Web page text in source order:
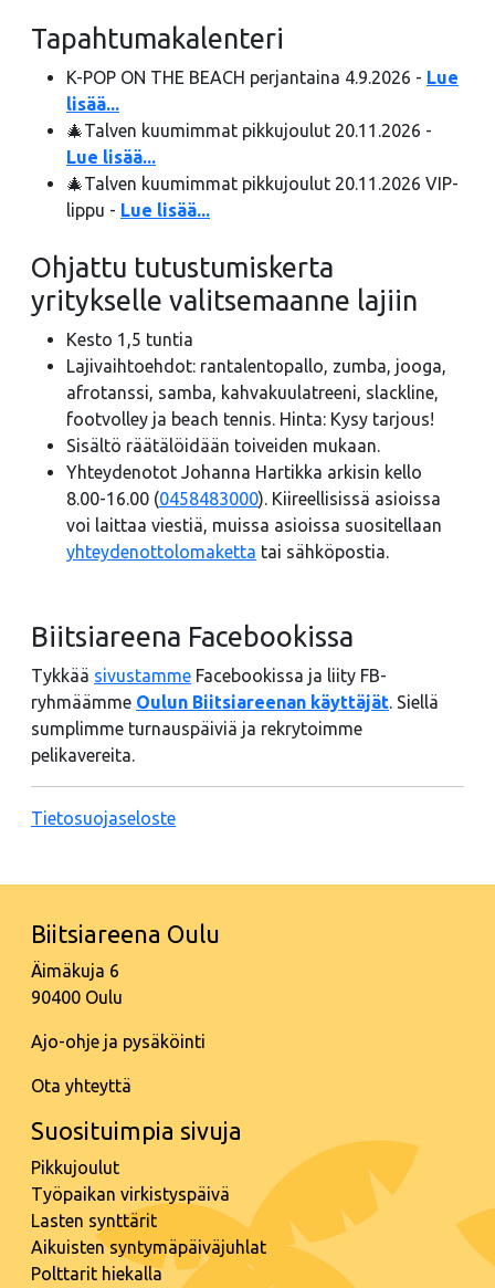
Tapahtumakalenteri
K-POP ON THE BEACH perjantaina 4.9.2026 - Lue
lisää...
🎄Talven kuumimmat pikkujoulut 20.11.2026 -
Lue lisää...
🎄Talven kuumimmat pikkujoulut 20.11.2026 VIP-
lippu - Lue lisää...
Ohjattu tutustumiskerta
yritykselle valitsemaanne lajiin
Kesto 1,5 tuntia
Lajivaihtoehdot: rantalentopallo, zumba, jooga,
afrotanssi, samba, kahvakuulatreeni, slackline,
footvolley ja beach tennis. Hinta: Kysy tarjous!
Sisältö räätälöidään toiveiden mukaan.
Yhteydenotot Johanna Hartikka arkisin kello
8.00-16.00 (0458483000). Kiireellisissä asioissa
voi laittaa viestiä, muissa asioissa suositellaan
yhteydenottolomaketta tai sähköpostia.
Biitsiareena Facebookissa
Tykkää sivustamme Facebookissa ja liity FB-
ryhmäämme Oulun Biitsiareenan käyttäjät. Siellä
sumplimme turnauspäiviä ja rekrytoimme
pelikavereita.
Tietosuojaseloste
Biitsiareena Oulu
Äimäkuja 6
90400 Oulu
Ajo-ohje ja pysäköinti
Ota yhteyttä
Suosituimpia sivuja
Pikkujoulut
Työpaikan virkistyspäivä
Lasten synttärit
Aikuisten syntymäpäiväjuhlat
Polttarit hiekalla